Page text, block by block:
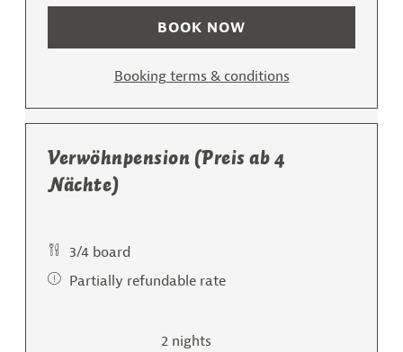
mini-bar (stocked on request)
shower and WC
hairdryer, care products
telephone
luxurious rain shower and separate WC
enjoy your coffee in this cozy suite - Nespresso
coffee machine
BOOK NOW
Booking terms & conditions
Verwöhnpension (Preis ab 4
Nächte)
3/4 board
Partially refundable rate
2 nights